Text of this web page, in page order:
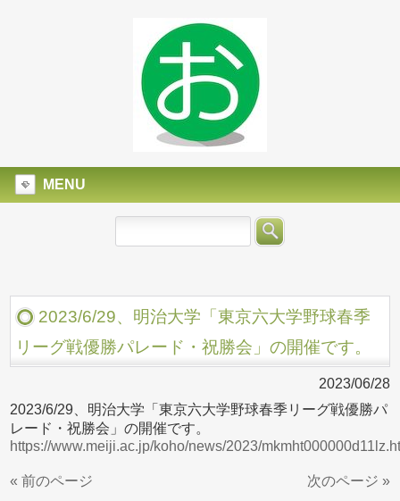
MENU
2023/6/29、明治大学「東京六大学野球春季
リーグ戦優勝パレード・祝勝会」の開催です。
2023/06/28
2023/6/29、明治大学「東京六大学野球春季リーグ戦優勝パ
レード・祝勝会」の開催です。
https://www.meiji.ac.jp/koho/news/2023/
« 前のページ 次のページ »